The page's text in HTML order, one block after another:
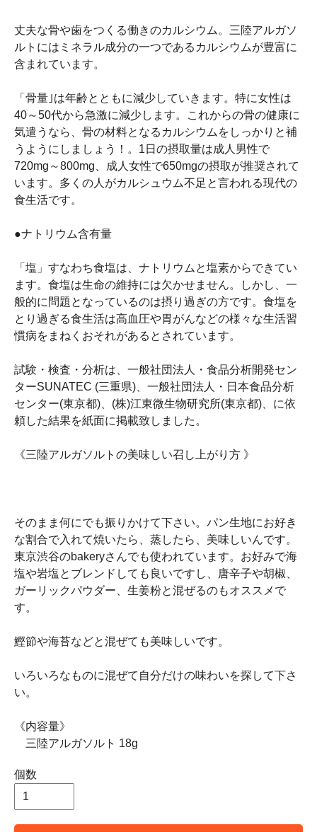
丈夫な骨や歯をつくる働きのカルシウム。三陸アルガソ
ルトにはミネラル成分の一つであるカルシウムが豊富に
含まれています。
「骨量｣は年齢とともに減少していきます。特に女性は
40～50代から急激に減少します。これからの骨の健康に
気遣うなら、骨の材料となるカルシウムをしっかりと補
うようにしましょう！。1日の摂取量は成人男性で
720mg～800mg、成人女性で650mgの摂取が推奨されて
います。多くの人がカルシュウム不足と言われる現代の
食生活です。
●ナトリウム含有量
「塩」すなわち食塩は、ナトリウムと塩素からできてい
ます。食塩は生命の維持には欠かせません。しかし、一
般的に問題となっているのは摂り過ぎの方です。食塩を
とり過ぎる食生活は高血圧や胃がんなどの様々な生活習
慣病をまねくおそれがあるとされています。
試験・検査・分析は、一般社団法人・食品分析開発セン
ターSUNATEC (三重県)、一般社団法人・日本食品分析
センター(東京都)、(株)江東微生物研究所(東京都)、に依
頼した結果を紙面に掲載致しました。
《三陸アルガソルトの美味しい召し上がり方 》
そのまま何にでも振りかけて下さい。パン生地にお好き
な割合で入れて焼いたら、蒸したら、美味しいんです。
東京渋谷のbakeryさんでも使われています。お好みで海
塩や岩塩とブレンドしても良いですし、唐辛子や胡椒、
ガーリックパウダー、生姜粉と混ぜるのもオススメで
す。
鰹節や海苔などと混ぜても美味しいです。
いろいろなものに混ぜて自分だけの味わいを探して下さ
い。
《内容量》
三陸アルガソルト 18g
個数